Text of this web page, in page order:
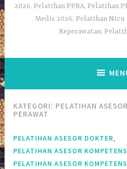
2026, Pelatihan PPRA, Pelatihan
Medis 2026, Pelatihan Nicu
Keperawatan,
KATEGORI: PELATIHAN
PERAWAT
PELATIHAN ASESOR DOKTER,
PELATIHAN ASESOR
PELATIHAN ASESOR